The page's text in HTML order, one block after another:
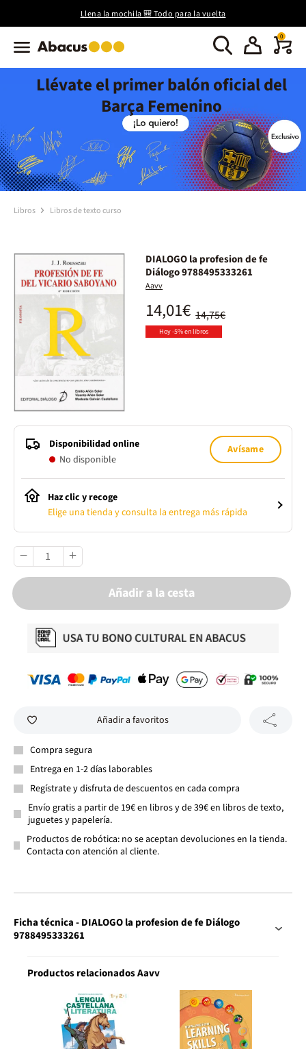
Llena la mochila 🎒 Todo para la vuelta
0
Llévate el primer balón oficial del
Barça Femenino
Libros Libros de texto curso
DIALOGO la profesion de fe
Diálogo 9788495333261
Aavv
14,75€
14,01€
Hoy -5% en libros
Disponibilidad online
No disponible
Avísame
Haz clic y recoge
Elige una tienda y consulta la entrega más rápida
Añadir a la cesta
Añadir a favoritos
Compra segura
Entrega en 1-2 días laborables
Regístrate y disfruta de descuentos en cada compra
Envío gratis a partir de 19€ en libros y de 39€ en libros de texto,
juguetes y papelería.
Productos de robótica: no se aceptan devoluciones en la tienda.
Contacta con atención al cliente.
Ficha técnica - DIALOGO la profesion de fe Diálogo
9788495333261
Productos relacionados Aavv